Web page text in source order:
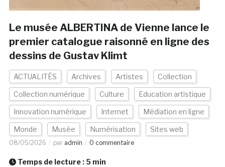
Le musée ALBERTINA de Vienne lance le
premier catalogue raisonné en ligne des
dessins de Gustav Klimt
ACTUALITÉS Archives Artistes Collection
Collection numérique Culture Education artistique
Innovation numérique Internet Médiation en ligne
Monde Musée Numérisation Sites web
08/05/2026 par admin 0 commentaire
Temps de lecture : 5 min